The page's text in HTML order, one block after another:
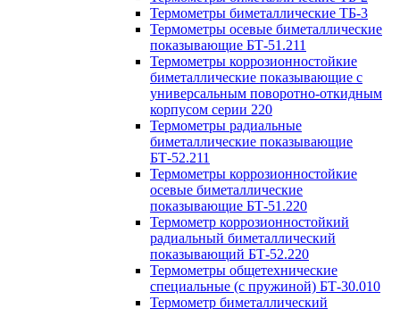
Термометры биметаллические ТБ-3
Термометры осевые биметаллические
показывающие БТ-51.211
Термометры коррозионностойкие
биметаллические показывающие с
универсальным поворотно-откидным
корпусом серии 220
Термометры радиальные
биметаллические показывающие
БТ-52.211
Термометры коррозионностойкие
осевые биметаллические
показывающие БТ-51.220
Термометр коррозионностойкий
радиальный биметаллический
показывающий БТ-52.220
Термометры общетехнические
специальные (с пружиной) БТ-30.010
Термометр биметаллический